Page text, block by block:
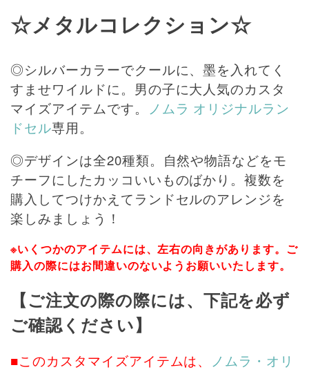
☆メタルコレクション☆
◎シルバーカラーでクールに、墨を入れてく
すませワイルドに。男の子に大人気のカスタ
マイズアイテムです。
ノムラ オリジナルラン
ドセル専用。
◎デザインは全20種類。自然や物語などをモ
チーフにしたカッコいいものばかり。複数を
購入してつけかえてランドセルのアレンジを
楽しみましょう！
※いくつかのアイテムには、左右の向きがあります。ご
購入の際にはお間違いのないようお願いいたします。
【ご注文の際の際には、下記を必ず
ご確認ください】
■このカスタマイズアイテムは、
ノムラ・オリ